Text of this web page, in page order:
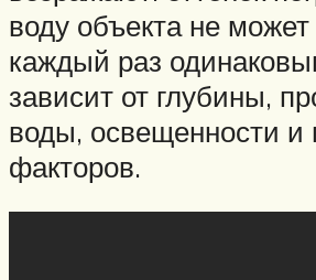
воду объекта не
каждый раз
зависит от глубины,
воды, освещенности и
факторов.